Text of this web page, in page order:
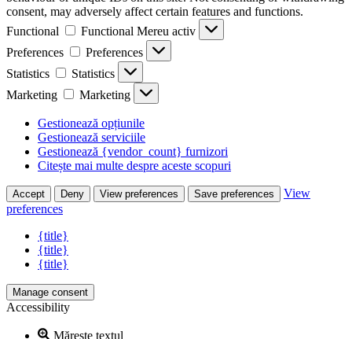
consent, may adversely affect certain features and functions.
Functional
Functional Mereu activ
Preferences
Preferences
Statistics
Statistics
Marketing
Marketing
Gestionează opțiunile
Gestionează serviciile
Gestionează {vendor_count} furnizori
Citește mai multe despre aceste scopuri
Accept Deny View preferences Save preferences
View
preferences
{title}
{title}
{title}
Manage consent
Accessibility
Mărește textul